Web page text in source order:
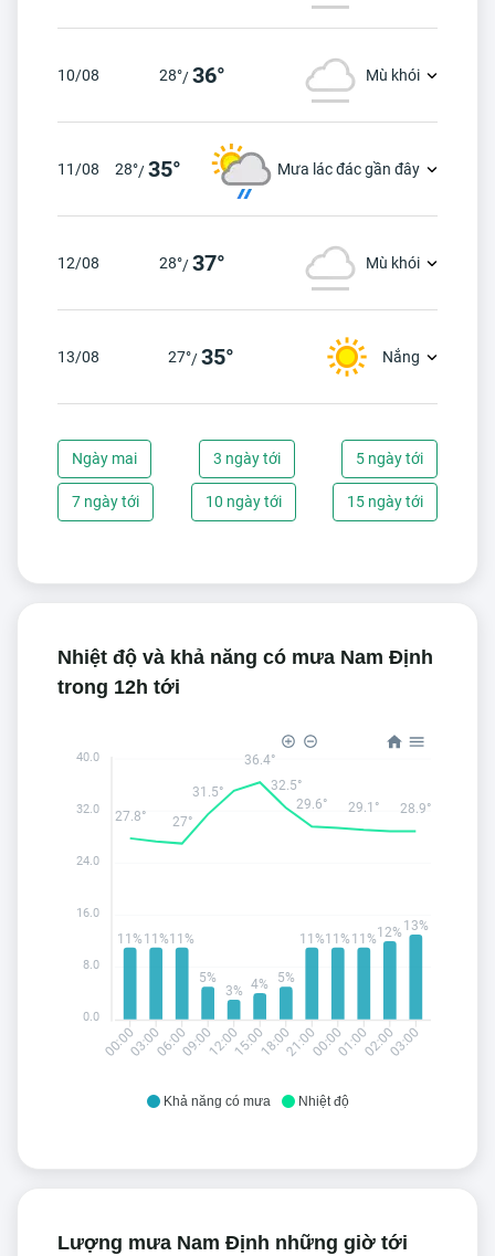
10/08 28°/36° Mù khói
11/08 28°/35° Mưa lác đác gần đây
12/08 28°/37° Mù khói
13/08 27°/35° Nắng
Ngày mai 3 ngày tới 5 ngày tới
7 ngày tới 10 ngày tới 15 ngày tới
Nhiệt độ và khả năng có mưa Nam Định
trong 12h tới
Khả năng có mưa Nhiệt độ
00:0003:0006:0009:0012:0015:0018:0021:0000:0001:0002:0003:00
11% 11%11%
5%
3% 4% 5%
11%11% 11%12% 13%
27.8° 27°
31.5°
36.4°
32.5°
29.6°
29.1° 28.9°
40.0
32.0
24.0
16.0
8.0
0.0
Lượng mưa Nam Định những giờ tới